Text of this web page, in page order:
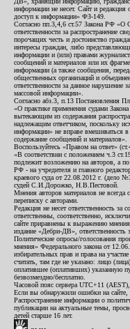
информации не несет. Сайт и
доступ к информации» ФЗ-149.
Согласно пп.3,4,6 ст.57 Закона РФ «О
ответственности за распространение
порочащих честь и достоинство
интересы граждан, либо
информации и (или) правами
сообщений и материалов или их
информации (а также сообщения,
общественных организаций и
ответственности за данное нарушение
массовой информации».
Согласно абз.3, п.13 Постановления
«О практике применения судами
вытекающим из содержания
надлежащим ответчиком, поскольку
информации» не вправе вмешиваться в
содержание сообщений и материалов».
Воспользуйтесь «Правом на ответ»
«В соответствии с положением ч.3
подлежит возложению на авторов, а
РФ - на учредителя и главного
краевого суда от 22.08.2012 г. (дело
судей С.И.Дорожко, Н.В.Пестовой.
Мнения авторов материалов не всегда
переписку с авторами.
Редакция не несет ответственность
ответственны, соответственно,
сайте приравнены к выражению
издание «Дебри-ДВ», ответственность
Политические опросы/голосования
мнения» Федерального закона от
избирательных прав и права на
считать, там где не указано: лицо
оплатившее (оплативших) указанную
безвозмездно/бесплатно.
Часовой пояс сервера UTC+11
Если вы обнаружили ошибки на сайте,
Распространение информации о
публикации на актуальные темы,
детей старше 16 лет.